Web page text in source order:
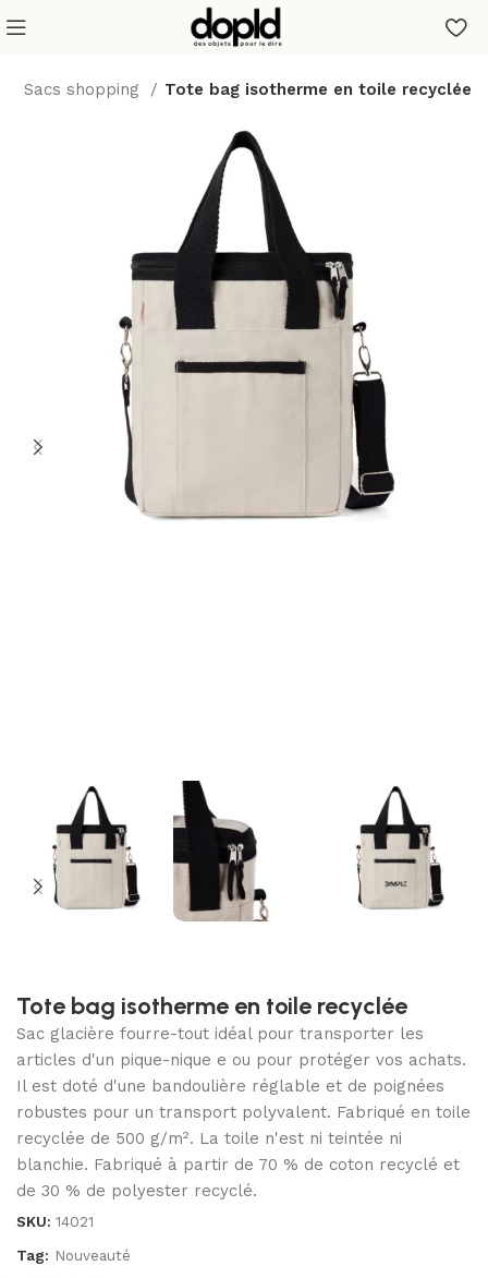
Sacs shopping Tote bag isotherme en toile recyclée
Tote bag isotherme en toile recyclée
Sac glacière fourre-tout idéal pour transporter les
articles d'un pique-nique e ou pour protéger vos achats.
Il est doté d'une bandoulière réglable et de poignées
robustes pour un transport polyvalent. Fabriqué en toile
recyclée de 500 g/m². La toile n'est ni teintée ni
blanchie. Fabriqué à partir de 70 % de coton recyclé et
de 30 % de polyester recyclé.
SKU:14021
Tag: Nouveauté